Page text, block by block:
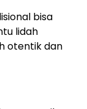
bisa
lidah
otentik dan